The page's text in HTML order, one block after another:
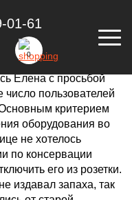
01-61
0
Елена с просьбой
пользователей
критерием
оборудования во
не хотелось
по консервации
его из розетки.
издавал запаха, так